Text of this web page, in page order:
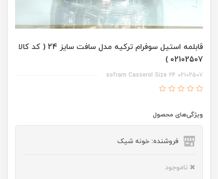
قابلمه استیل سوفرام ترکیه مدل سافت سایز 24 ( کد کالا
02102507 )
02102507 sofram Casserol Size 24
ویژگی‌های محصول
فروشنده: خونه شیک
ناموجود